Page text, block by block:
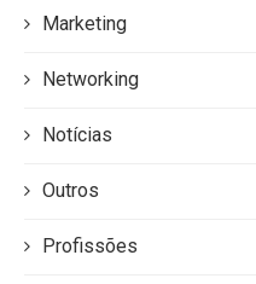
Marketing
Networking
Notícias
Outros
Profissões